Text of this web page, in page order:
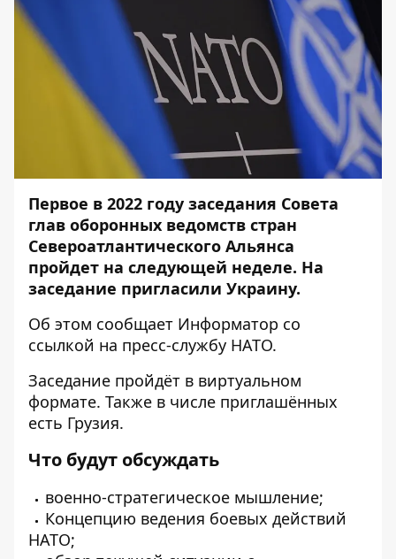
Первое в 2022 году заседания Совета
глав оборонных ведомств стран
Североатлантического Альянса
пройдет на следующей неделе. На
заседание пригласили Украину.
Об этом сообщает Информатор со
ссылкой на пресс-службу НАТО.
Заседание пройдёт в виртуальном
формате. Также в числе приглашённых
есть Грузия.
Что будут обсуждать
военно-стратегическое мышление;
Концепцию ведения боевых действий
НАТО;